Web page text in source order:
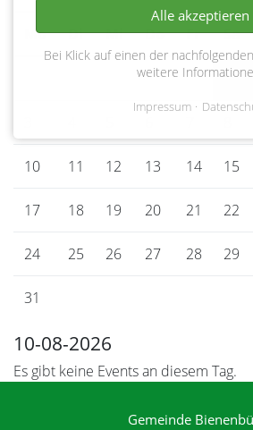
Montag
Dienstag
Mittwoch
Donnerstag
Freitag
Sa
1
10 11 12 13 14 15
17 18 19 20 21 22
24 25 26 27 28 29
31
10-08-2026
Es gibt keine Events an diesem Tag.
Gemeinde
Alle akzeptieren
Bei Klick auf einen der
weitere
Impressum